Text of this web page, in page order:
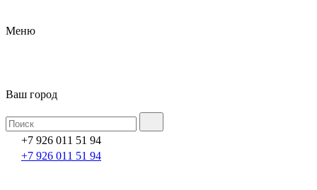
Меню
Ваш город
+7 926 011 51 94
+7 926 011 51 94